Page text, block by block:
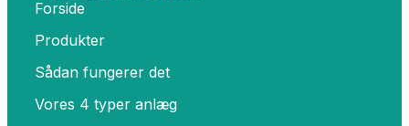
Forside
Produkter
Sådan fungerer det
Vores 4 typer anlæg